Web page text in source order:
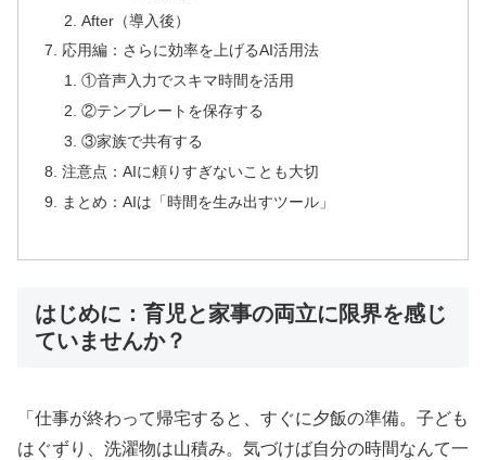
After（導入後）
応用編：さらに効率を上げるAI活用法
①音声入力でスキマ時間を活用
②テンプレートを保存する
③家族で共有する
注意点：AIに頼りすぎないことも大切
まとめ：AIは「時間を生み出すツール」
はじめに：育児と家事の両立に限界を感じ
ていませんか？
「仕事が終わって帰宅すると、すぐに夕飯の準備。子ども
はぐずり、洗濯物は山積み。気づけば自分の時間なんて一